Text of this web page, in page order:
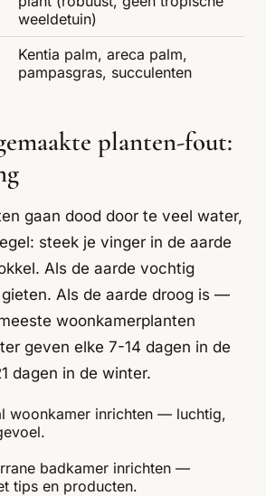
weeldetuin)
Kentia palm, areca palm,
pampasgras, succulenten
planten-fout:
gaan dood door te veel water,
steek je vinger in de aarde
Als de aarde vochtig
Als de aarde droog is —
woonkamerplanten
geven elke 7-14 dagen in de
dagen in de winter.
woonkamer inrichten — luchtig,
.
badkamer inrichten —
tips en producten.